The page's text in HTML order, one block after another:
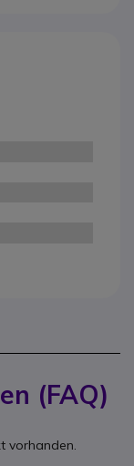
(FAQ)
vorhanden.